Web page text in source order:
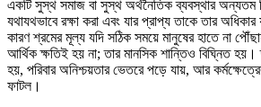
একটি সুস্থ সমাজ বা সুস্থ অর্থনৈতিক ব্যবস্থার
যথাযথভাবে রক্ষা করা এবং যার প্রাপ্য তাকে তার
কারণ শ্রমের মূল্য যদি সঠিক সময়ে মানুষের হাতে না
আর্থিক ক্ষতিই হয় না; তার মানসিক শান্তিও বিঘ্নিত হয়।
হয়, পরিবার অনিশ্চয়তার ভেতরে পড়ে যায়, আর
ফাটল।